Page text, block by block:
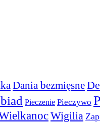
Dania bezmięsne
Pieczenie Pieczywo
Wigilia